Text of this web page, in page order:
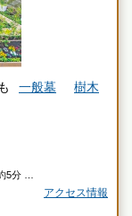
一般墓
樹木
5分
アクセス情報